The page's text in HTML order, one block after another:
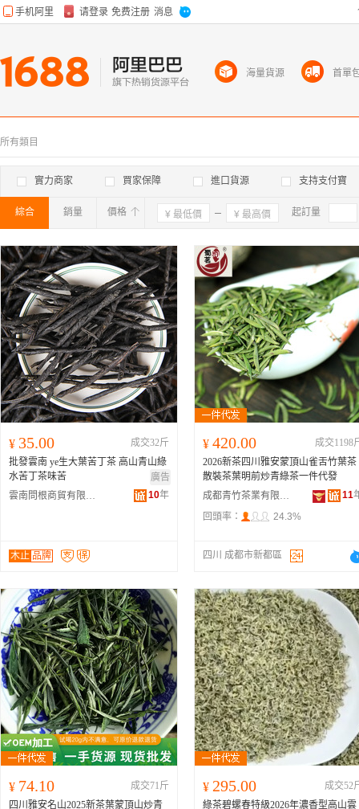
所有類目
實力商家 買家保障 進口貨源 支持支付寶
綜合 銷量 價格 確定 起訂量
¥ 35.00
成交32斤
批發雲南 ye生大葉苦丁茶 高山青山綠
水苦丁茶味苦
廣告
雲南問根商貿有限公司
10年
木止 品牌
¥ 420.00
成交1198
2026新茶四川雅安蒙頂山雀舌竹葉茶
散裝茶葉明前炒青綠茶一件代發
成都青竹茶業有限公司
11
回頭率：
24.3%
四川 成都市新都區
¥ 74.10
成交71斤
四川雅安名山2025新茶葉蒙頂山炒青
¥ 295.00
成交52
綠茶碧螺春特級2026年濃香型高山雲
海量貨源 首單